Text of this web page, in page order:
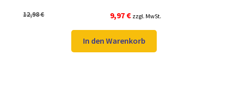
12,98€
Ursprünglicher
war:
12,98 €
9,97 €Aktueller
ist:
9,97 €.
zzgl. MwSt.
In den Warenkorb